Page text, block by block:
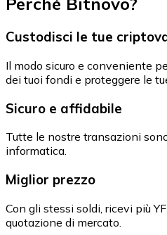
Custodisci le tue
Il modo sicuro e conveniente
dei tuoi fondi e proteggere le
Sicuro e affidabile
Tutte le nostre transazioni
informatica.
Miglior prezzo
Con gli stessi soldi, ricevi più
quotazione di mercato.